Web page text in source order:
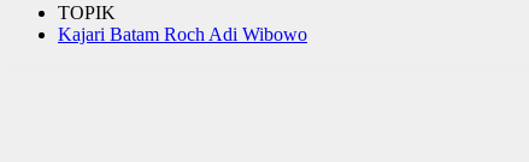
TOPIK
Kajari Batam Roch Adi Wibowo